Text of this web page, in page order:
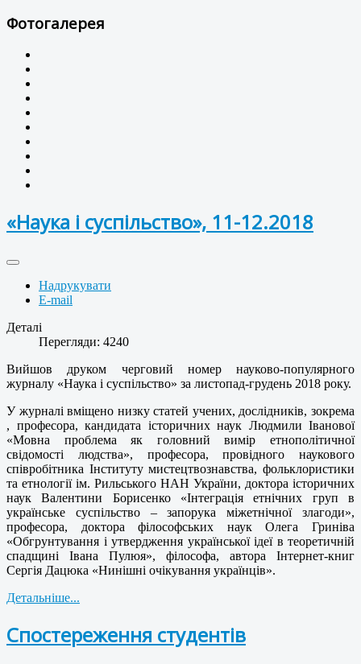
Фотогалерея
«Наука і суспільство», 11-12.2018
Надрукувати
E-mail
Деталі
Перегляди: 4240
Вийшов друком черговий номер науково-популярного
журналу «Наука і суспільство» за листопад-грудень 2018 року.
У журналі вміщено низку статей учених, дослідників, зокрема
, професора, кандидата історичних наук Людмили Іванової
«Мовна проблема як головний вимір етнополітичної
свідомості людства», професора, провідного наукового
співробітника Інституту мистецтвознавства, фольклористики
та етнології ім. Рильського НАН України, доктора історичних
наук Валентини Борисенко «Інтеграція етнічних груп в
українське суспільство – запорука міжетнічної злагоди»,
професора, доктора філософських наук Олега Гриніва
«Обгрунтування і утвердження української ідеї в теоретичній
спадщині Івана Пулюя», філософа, автора Інтернет-книг
Сергія Дацюка «Нинішні очікування українців».
Детальніше...
Спостереження студентів